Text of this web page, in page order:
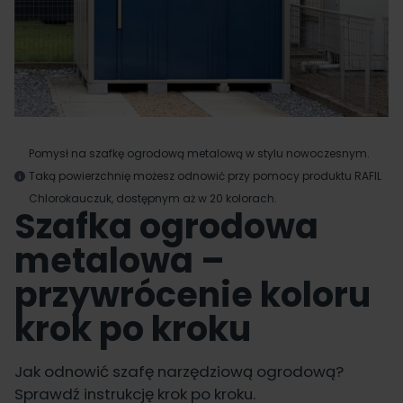
Pomysł na szafkę ogrodową metalową w stylu nowoczesnym.
Taką powierzchnię możesz odnowić przy pomocy produktu RAFIL
Chlorokauczuk, dostępnym aż w 20 kolorach.
Szafka ogrodowa
metalowa –
przywrócenie koloru
krok po kroku
Jak odnowić szafę narzędziową ogrodową?
Sprawdź instrukcję krok po kroku.